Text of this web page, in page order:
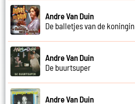
Andre Van Duin
De balletjes van de koningin
Andre Van Duin
De buurtsuper
Andre Van Duin